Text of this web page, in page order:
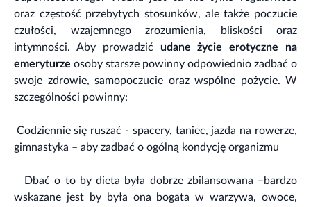
oraz częstość przebytych stosunków, ale także poczucie
czułości, wzajemnego zrozumienia, bliskości oraz
intymności. Aby prowadzić udane życie erotyczne na
emeryturze osoby starsze powinny odpowiednio zadbać o
swoje zdrowie, samopoczucie oraz wspólne pożycie. W
szczególności powinny:
Codziennie się ruszać - spacery, taniec, jazda na rowerze,
gimnastyka – aby zadbać o ogólną kondycję organizmu
Dbać o to by dieta była dobrze zbilansowana –bardzo
wskazane jest by była ona bogata w warzywa, owoce,